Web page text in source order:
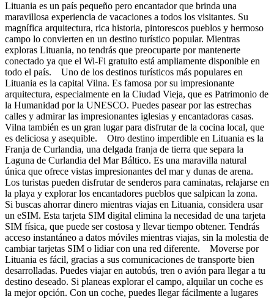
Lituania es un país pequeño pero encantador que brinda una
maravillosa experiencia de vacaciones a todos los visitantes. Su
magnífica arquitectura, rica historia, pintorescos pueblos y hermoso
campo lo convierten en un destino turístico popular. Mientras
exploras Lituania, no tendrás que preocuparte por mantenerte
conectado ya que el Wi-Fi gratuito está ampliamente disponible en
todo el país. Uno de los destinos turísticos más populares en
Lituania es la capital Vilna. Es famosa por su impresionante
arquitectura, especialmente en la Ciudad Vieja, que es Patrimonio de
la Humanidad por la UNESCO. Puedes pasear por las estrechas
calles y admirar las impresionantes iglesias y encantadoras casas.
Vilna también es un gran lugar para disfrutar de la cocina local, que
es deliciosa y asequible. Otro destino imperdible en Lituania es la
Franja de Curlandia, una delgada franja de tierra que separa la
Laguna de Curlandia del Mar Báltico. Es una maravilla natural
única que ofrece vistas impresionantes del mar y dunas de arena.
Los turistas pueden disfrutar de senderos para caminatas, relajarse en
la playa y explorar los encantadores pueblos que salpican la zona.
Si buscas ahorrar dinero mientras viajas en Lituania, considera usar
un eSIM. Esta tarjeta SIM digital elimina la necesidad de una tarjeta
SIM física, que puede ser costosa y llevar tiempo obtener. Tendrás
acceso instantáneo a datos móviles mientras viajas, sin la molestia de
cambiar tarjetas SIM o lidiar con una red diferente. Moverse por
Lituania es fácil, gracias a sus comunicaciones de transporte bien
desarrolladas. Puedes viajar en autobús, tren o avión para llegar a tu
destino deseado. Si planeas explorar el campo, alquilar un coche es
la mejor opción. Con un coche, puedes llegar fácilmente a lugares